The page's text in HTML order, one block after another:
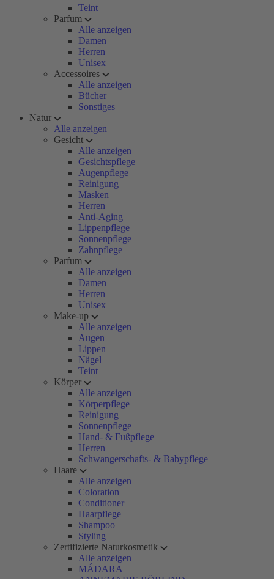
Teint
Parfum
Alle anzeigen
Damen
Herren
Unisex
Accessoires
Alle anzeigen
Bücher
Sonstiges
Natur
Alle anzeigen
Gesicht
Alle anzeigen
Gesichtspflege
Augenpflege
Reinigung
Masken
Herren
Anti-Aging
Lippenpflege
Sonnenpflege
Zahnpflege
Parfum
Alle anzeigen
Damen
Herren
Unisex
Make-up
Alle anzeigen
Augen
Lippen
Nägel
Teint
Körper
Alle anzeigen
Körperpflege
Reinigung
Sonnenpflege
Hand- & Fußpflege
Herren
Schwangerschafts- & Babypflege
Haare
Alle anzeigen
Coloration
Conditioner
Haarpflege
Shampoo
Styling
Zertifizierte Naturkosmetik
Alle anzeigen
MÁDARA